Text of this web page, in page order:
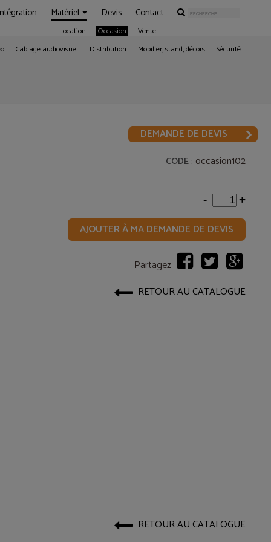
Matériel
Location Occasion Vente
Devis Contact
Cablage audiovisuel Distribution Mobilier, stand, décors Sécurité
DEMANDE DE DEVIS
CODE : occasion102
- +
AJOUTER À MA DEMANDE DE DEVIS
Partagez
RETOUR AU CATALOGUE
RETOUR AU CATALOGUE